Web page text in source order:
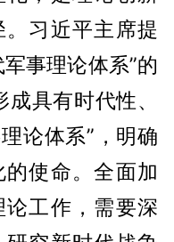
习近平主席提
事理论体系”的
具有时代性、
论体系”，明确
使命。全面加
工作，需要深